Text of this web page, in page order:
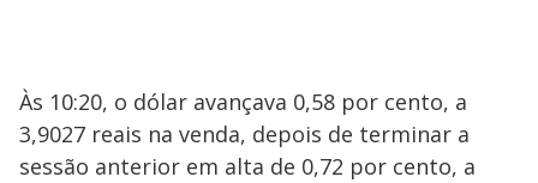
Às 10:20, o dólar avançava 0,58 por cento, a
3,9027 reais na venda, depois de terminar a
sessão anterior em alta de 0,72 por cento, a